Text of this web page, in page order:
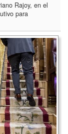
Rajoy, en el
para